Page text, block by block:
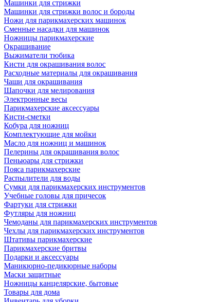
Машинки для стрижки
Машинки для стрижки волос и бороды
Ножи для парикмахерских машинок
Сменные насадки для машинок
Ножницы парикмахерские
Окрашивание
Выжиматели тюбика
Кисти для окрашивания волос
Расходные материалы для окрашивания
Чаши для окрашивания
Шапочки для мелирования
Электронные весы
Парикмахерские аксессуары
Кисти-сметки
Кобура для ножниц
Комплектующие для мойки
Масло для ножниц и машинок
Пелерины для окрашивания волос
Пеньюары для стрижки
Пояса парикмахерские
Распылители для воды
Сумки для парикмахерских инструментов
Учебные головы для причесок
Фартуки для стрижки
Футляры для ножниц
Чемоданы для парикмахерских инструментов
Чехлы для парикмахерских инструментов
Штативы парикмахерские
Парикмахерские бритвы
Подарки и аксессуары
Маникюрно-педикюрные наборы
Маски защитные
Ножницы канцелярские, бытовые
Товары для дома